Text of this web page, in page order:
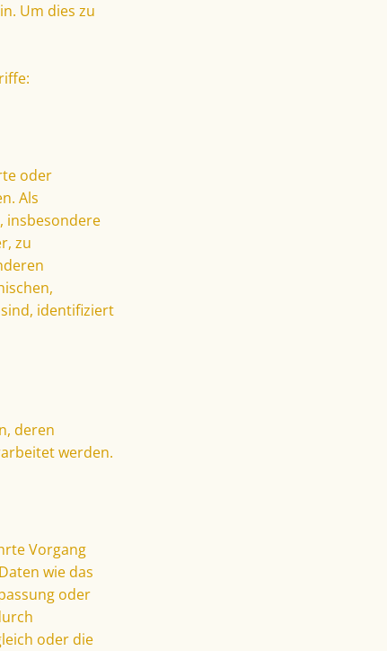
Um dies zu
oder
Als
insbesondere
zu
identifiziert
deren
werden.
Vorgang
wie das
oder
oder die